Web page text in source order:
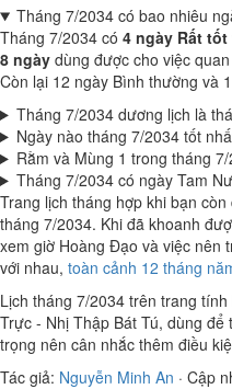
Tháng 7/2034 có bao nhiêu
Tháng 7/2034 có 4 ngày Rất tốt
8 ngày dùng được cho việc
Còn lại 12 ngày Bình thường và
Tháng 7/2034 dương lịch là
Ngày nào tháng 7/2034 tốt
Rằm và Mùng 1 trong tháng
Tháng 7/2034 có ngày Tam
Trang lịch tháng hợp khi bạn
tháng 7/2034. Khi đã khoanh
xem giờ Hoàng Đạo và việc nên
với nhau, toàn cảnh 12 tháng
Lịch tháng 7/2034 trên trang
Trực - Nhị Thập Bát Tú, dùng
trọng nên cân nhắc thêm điều
Tác giả: Nguyễn Minh An · Cập